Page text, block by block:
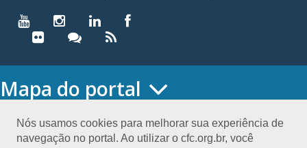
Nós usamos cookies para melhorar sua experiência de
navegação no portal. Ao utilizar o cfc.org.br, você
Mapa do portal
O CONSELHO
Conselho Diretor